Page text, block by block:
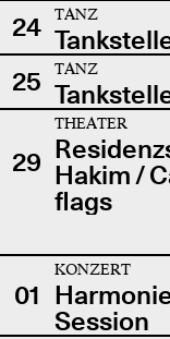
24
TANZ
25
TANZ
29
THEATER
Hakim /
flags
01
KONZERT
Session